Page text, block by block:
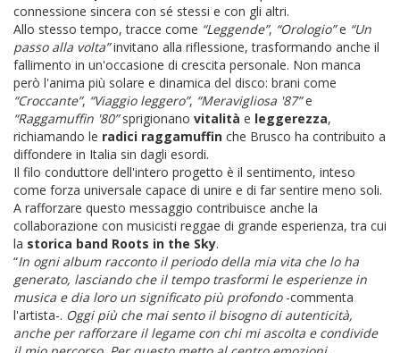
connessione sincera con sé stessi e con gli altri.
Allo stesso tempo, tracce come “Leggende”, “Orologio”e “Un
passo alla volta”invitano alla riflessione, trasformando anche il
fallimento in un'occasione di crescita personale. Non manca
però l'anima più solare e dinamica del disco: brani come
“Croccante”, “Viaggio leggero”, “Meravigliosa '87”e
“Raggamuffin '80”sprigionano vitalità e leggerezza,
richiamando le radici raggamuffin che Brusco ha contribuito a
diffondere in Italia sin dagli esordi.
Il filo conduttore dell'intero progetto è il sentimento, inteso
come forza universale capace di unire e di far sentire meno soli.
A rafforzare questo messaggio contribuisce anche la
collaborazione con musicisti reggae di grande esperienza, tra cui
la storica band Roots in the Sky.
“In ogni album racconto il periodo della mia vita che lo ha
generato, lasciando che il tempo trasformi le esperienze in
musica e dia loro un significato più profondo -commenta
l'artista-. Oggi più che mai sento il bisogno di autenticità,
anche per rafforzare il legame con chi mi ascolta e condivide